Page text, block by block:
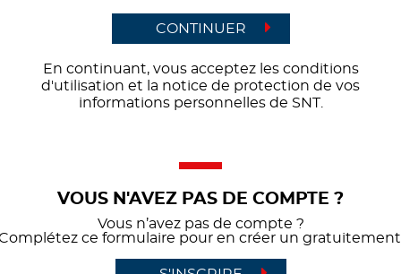
CONTINUER
En continuant, vous acceptez les conditions
d'utilisation et la notice de protection de vos
informations personnelles de SNT.
VOUS N'AVEZ PAS DE COMPTE ?
Vous n’avez pas de compte ?
ce formulaire pour en créer un